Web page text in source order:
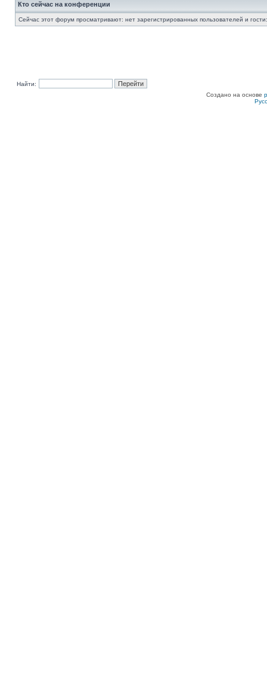
Кто сейчас на конференции
Сейчас этот форум просматривают: нет зарегистрированных пользователей и
Найти:
Создано на основе